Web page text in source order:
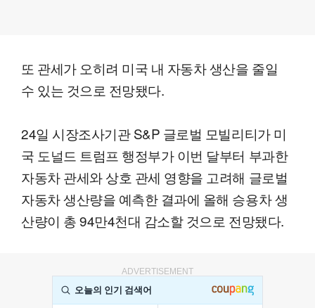
또 관세가 오히려 미국 내 자동차 생산을 줄일
수 있는 것으로 전망됐다.
24일 시장조사기관 S&P 글로벌 모빌리티가 미
국 도널드 트럼프 행정부가 이번 달부터 부과한
자동차 관세와 상호 관세 영향을 고려해 글로벌
자동차 생산량을 예측한 결과에 올해 승용차 생
산량이 총 94만4천대 감소할 것으로 전망됐다.
ADVERTISEMENT